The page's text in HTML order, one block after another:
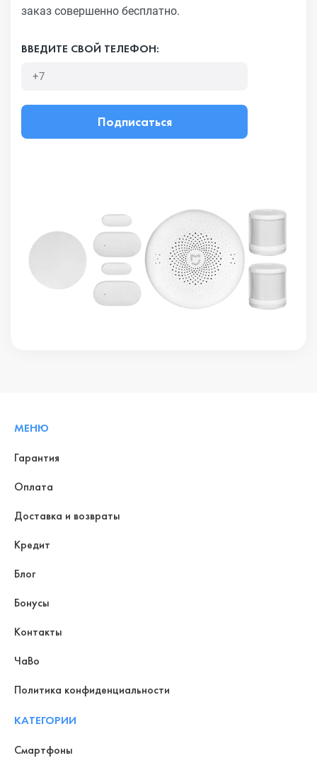
заказ совершенно бесплатно.
ВВЕДИТЕ СВОЙ ТЕЛЕФОН:
Подписаться
МЕНЮ
Гарантия
Оплата
Доставка и возвраты
Кредит
Блог
Бонусы
Контакты
ЧаВо
Политика конфиденциальности
КАТЕГОРИИ
Смартфоны